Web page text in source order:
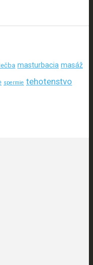
masturbacia masáž
spermie tehotenstvo